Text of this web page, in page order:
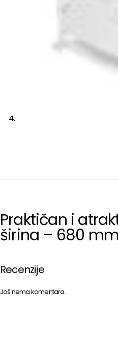
Praktičan i
širina – 680
Recenzije
Još nema komentara.